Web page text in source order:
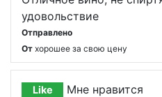
удовольствие
Отправлено
От хорошее за свою цену
Like
Мне нравится